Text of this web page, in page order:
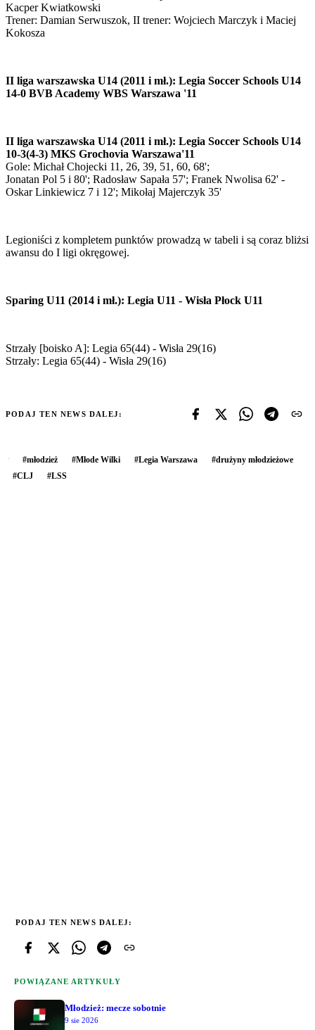
Kacper Kwiatkowski
Trener: Damian Serwuszok, II trener: Wojciech Marczyk i Maciej
Kokosza
II liga warszawska U14 (2011 i mł.): Legia Soccer Schools U14
14-0 BVB Academy WBS Warszawa '11
II liga warszawska U14 (2011 i mł.): Legia Soccer Schools U14
10-3(4-3) MKS Grochovia Warszawa'11
Gole: Michał Chojecki 11, 26, 39, 51, 60, 68';
Jonatan Pol 5 i 80'; Radosław Sapała 57'; Franek Nwolisa 62' -
Oskar Linkiewicz 7 i 12'; Mikołaj Majerczyk 35'
Legioniści z kompletem punktów prowadzą w tabeli i są coraz bliżsi
awansu do I ligi okręgowej.
Sparing U11 (2014 i mł.): Legia U11 - Wisła Płock U11
Strzały [boisko A]: Legia 65(44) - Wisła 29(16)
Strzały: Legia 65(44) - Wisła 29(16)
PODAJ TEN NEWS DALEJ:
#młodzież #Młode Wilki #Legia Warszawa #drużyny młodzieżowe
#CLJ #LSS
PODAJ TEN NEWS DALEJ:
POWIĄZANE ARTYKUŁY
Młodzież: mecze sobotnie
9 sie 2026